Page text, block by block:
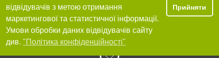
відвідувачів з метою отримання
маркетингової та статистичної інформації.
Умови обробки даних відвідувачів сайту
див. "Політика конфіденційності"
Прийняти